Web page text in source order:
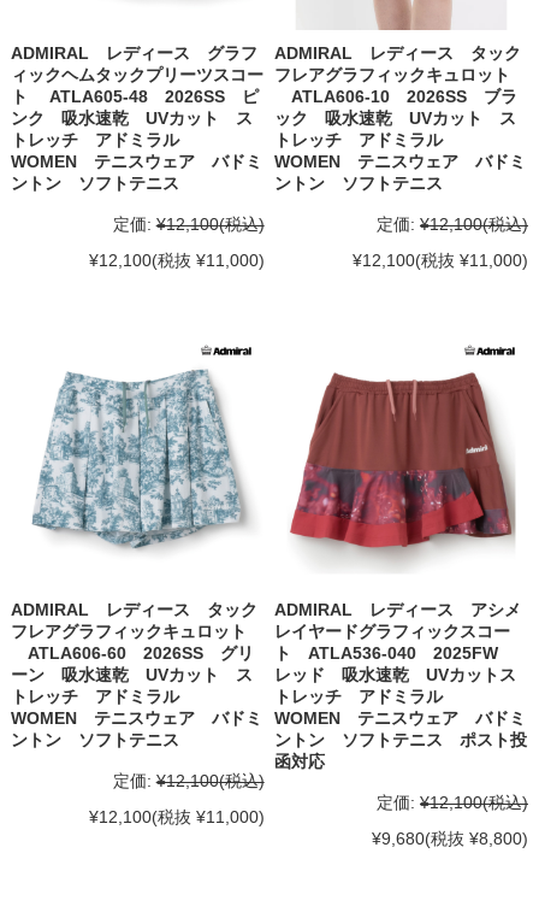
ADMIRAL レディース グラフ
ィックヘムタックプリーツスコー
ト ATLA605-48 2026SS ピ
ンク 吸水速乾 UVカット ス
トレッチ アドミラル
WOMEN テニスウェア バドミ
ントン ソフトテニス
定価: ¥12,100(税込)
¥12,100(税抜 ¥11,000)
ADMIRAL レディース タック
フレアグラフィックキュロット
ATLA606-10 2026SS ブラ
ック 吸水速乾 UVカット ス
トレッチ アドミラル
WOMEN テニスウェア バドミ
ントン ソフトテニス
定価: ¥12,100(税込)
¥12,100(税抜 ¥11,000)
ADMIRAL レディース タック
フレアグラフィックキュロット
ATLA606-60 2026SS グリ
ーン 吸水速乾 UVカット ス
トレッチ アドミラル
WOMEN テニスウェア バドミ
ントン ソフトテニス
定価: ¥12,100(税込)
¥12,100(税抜 ¥11,000)
ADMIRAL レディース アシメ
レイヤードグラフィックスコー
ト ATLA536-040 2025FW
レッド 吸水速乾 UVカットス
トレッチ アドミラル
WOMEN テニスウェア バドミ
ントン ソフトテニス ポスト投
函対応
定価: ¥12,100(税込)
¥9,680(税抜 ¥8,800)